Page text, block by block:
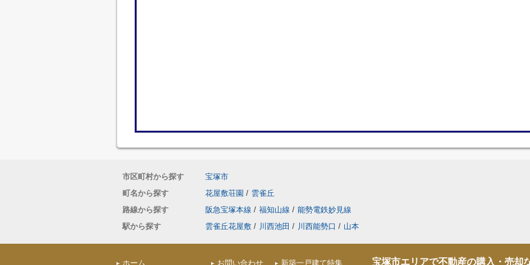
市区町村から探す
宝塚市
町名から探す
花屋敷荘園 / 雲雀丘
路線から探す
阪急宝塚本線 / 福知山線 / 能勢電鉄妙見線
駅から探す
雲雀丘花屋敷 / 川西池田 / 川西能勢口 / 山本
ホーム お問い合わせ 新築一戸建て特集 宝塚市エリアで不動産の購入・売却